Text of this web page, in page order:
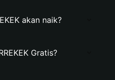
akan naik?
Gratis?